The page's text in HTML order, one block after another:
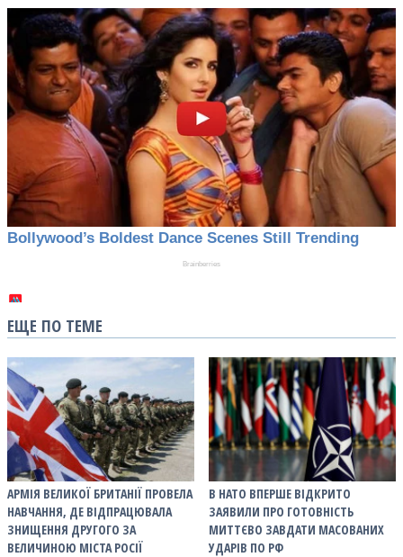
ЕЩЕ ПО ТЕМЕ
АРМІЯ ВЕЛИКОЇ БРИТАНІЇ ПРОВЕЛА
НАВЧАННЯ, ДЕ ВІДПРАЦЮВАЛА
ЗНИЩЕННЯ ДРУГОГО ЗА
ВЕЛИЧИНОЮ МІСТА РОСІЇ
В НАТО ВПЕРШЕ ВІДКРИТО
ЗАЯВИЛИ ПРО ГОТОВНІСТЬ
МИТТЄВО ЗАВДАТИ МАСОВАНИХ
УДАРІВ ПО РФ